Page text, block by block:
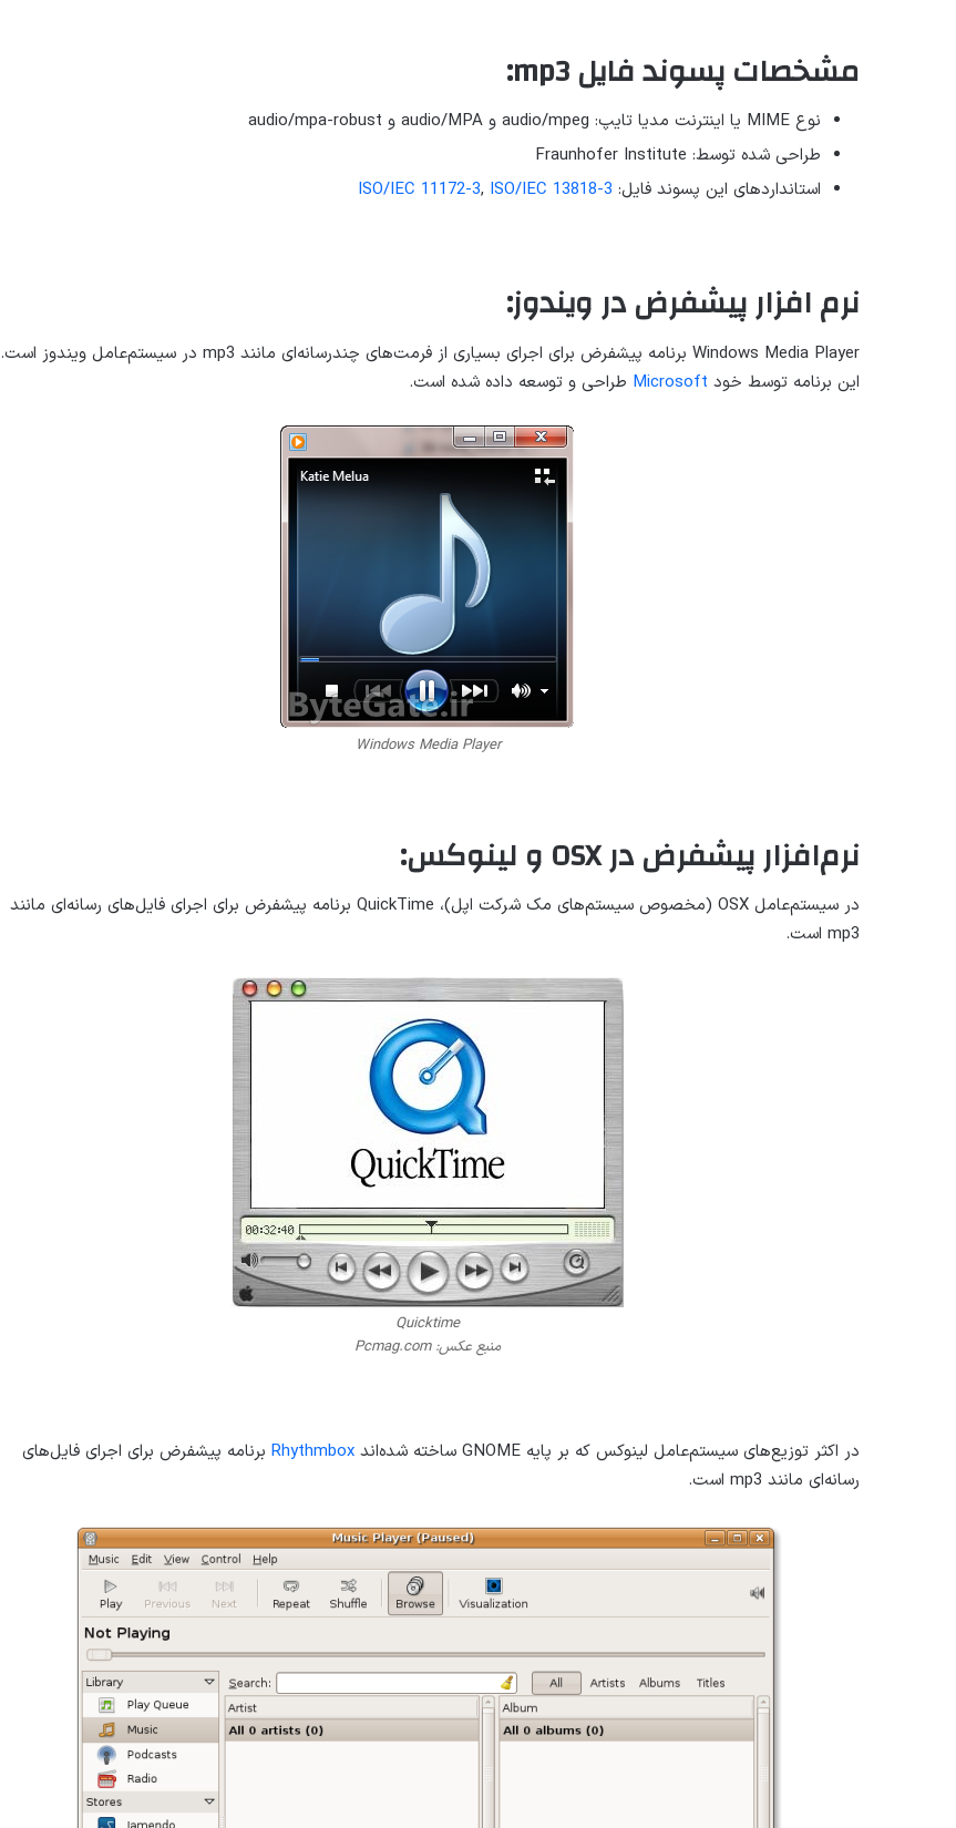
مشخصات پسوند فایل mp3:
نوع MIME یا اینترنت مدیا تایپ: audio/mpeg و audio/MPA و audio/mpa-robust
طراحی شده توسط: Fraunhofer Institute
استانداردهای این پسوند فایل:
ISO/IEC 11172-3, ISO/IEC 13818-3
نرم افزار پیشفرض در ویندوز:
Windows Media Player برنامه پیشفرض برای اجرای بسیاری از فرمت‌های چندرسانه‌ای مانند mp3 در سیستم‌عامل ویندوز است.
این برنامه توسط خود Microsoft طراحی و توسعه داده شده است.
Windows Media Player
نرمافزار پیشفرض در OSX و لینوکس:
در سیستم‌عامل OSX (مخصوص سیستم‌های مک شرکت اپل)، QuickTime برنامه پیشفرض برای اجرای فایل‌های رسانه‌ای مانند
mp3 است.
Quicktime
منبع عکس: Pcmag.com
در اکثر توزیع‌های سیستم‌عامل لینوکس که بر پایه GNOME ساخته شده‌اند Rhythmbox برنامه پیشفرض برای اجرای فایل‌های
رسانه‌ای مانند mp3 است.